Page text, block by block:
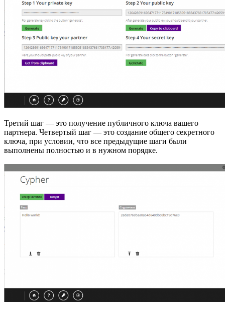
Третий шаг — это получение публичного ключа вашего
партнера. Четвертый шаг — это создание общего секретного
ключа, при условии, что все предыдущие шаги были
выполнены полностью и в нужном порядке.